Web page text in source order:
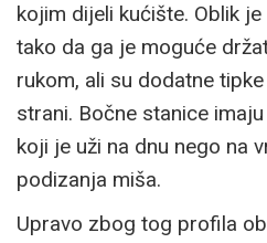
kojim dijeli kućište. Oblik
tako da ga je moguće
rukom, ali su dodatne
strani. Bočne stanice
koji je uži na dnu nego na
podizanja miša.
Upravo zbog tog profila